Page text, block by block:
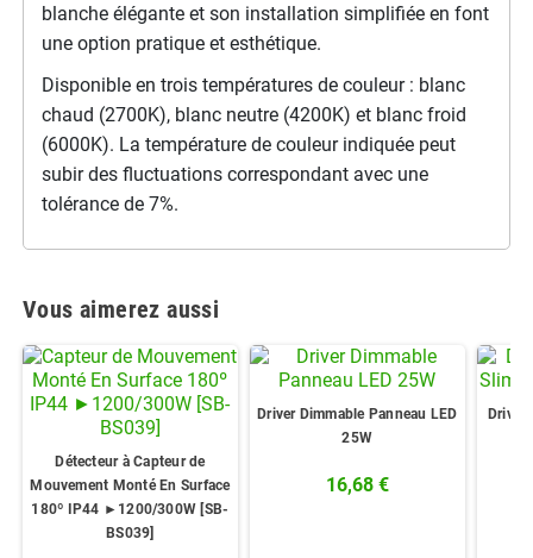
blanche élégante et son installation simplifiée en font
une option pratique et esthétique.
Disponible en trois températures de couleur : blanc
chaud (2700K), blanc neutre (4200K) et blanc froid
(6000K). La température de couleur indiquée peut
subir des fluctuations correspondant avec une
tolérance de 7%.
Vous aimerez aussi
Détecteur à Capteur de
Mouvement Monté En Surface
180º IP44 ►1200/300W [SB-
BS039]
Driver Dimmable Panneau LED
25W
16,68 €
Driver